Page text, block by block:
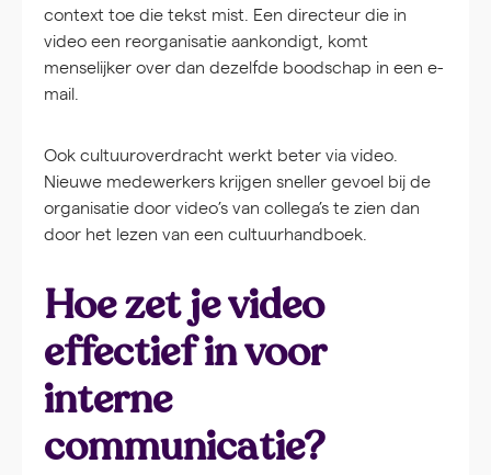
context toe die tekst mist. Een directeur die in
video een reorganisatie aankondigt, komt
menselijker over dan dezelfde boodschap in een e-
mail.
Ook cultuuroverdracht werkt beter via video.
Nieuwe medewerkers krijgen sneller gevoel bij de
organisatie door video’s van collega’s te zien dan
door het lezen van een cultuurhandboek.
Hoe zet je video
effectief in voor
interne
communicatie?